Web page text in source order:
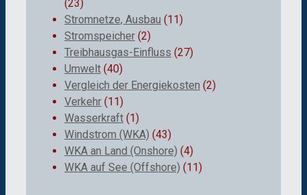
(23)
Stromnetze, Ausbau (11)
Stromspeicher (2)
Treibhausgas-Einfluss (27)
Umwelt (40)
Vergleich der Energiekosten (2)
Verkehr (11)
Wasserkraft (1)
Windstrom (WKA) (43)
WKA an Land (Onshore) (4)
WKA auf See (Offshore) (11)